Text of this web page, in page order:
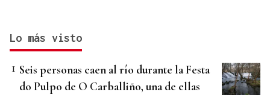
Lo más visto
Seis personas caen al río durante la Festa
do Pulpo de O Carballiño, una de ellas